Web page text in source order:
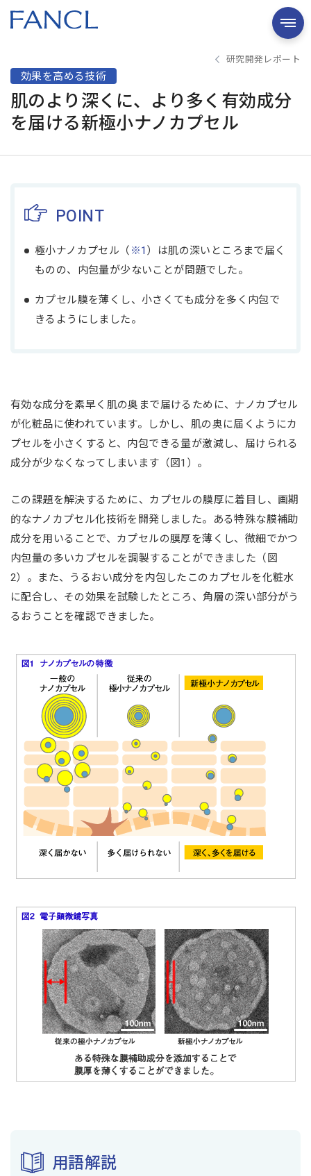
研究開発レポート
効果を高める技術
肌のより深くに、より多く有効成分
を届ける新極小ナノカプセル
POINT
極小ナノカプセル（※1）は肌の深いところまで届く
ものの、内包量が少ないことが問題でした。
カプセル膜を薄くし、小さくても成分を多く内包で
きるようにしました。
有効な成分を素早く肌の奥まで届けるために、ナノカプセル
が化粧品に使われています。しかし、肌の奥に届くようにカ
プセルを小さくすると、内包できる量が激減し、届けられる
成分が少なくなってしまいます（図1）。
この課題を解決するために、カプセルの膜厚に着目し、画期
的なナノカプセル化技術を開発しました。ある特殊な膜補助
成分を用いることで、カプセルの膜厚を薄くし、微細でかつ
内包量の多いカプセルを調製することができました（図
2）。また、うるおい成分を内包したこのカプセルを化粧水
に配合し、その効果を試験したところ、角層の深い部分がう
るおうことを確認できました。
用語解説